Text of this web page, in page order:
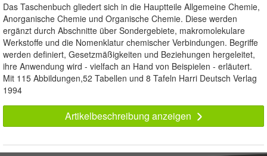
Das Taschenbuch gliedert sich in die Hauptteile Allgemeine Chemie,
Anorganische Chemie und Organische Chemie. Diese werden
ergänzt durch Abschnitte über Sondergebiete, makromolekulare
Werkstoffe und die Nomenklatur chemischer Verbindungen. Begriffe
werden definiert, Gesetzmäßigkeiten und Beziehungen hergeleitet,
ihre Anwendung wird - vielfach an Hand von Beispielen - erläutert.
Mit 115 Abbildungen,52 Tabellen und 8 Tafeln Harri Deutsch Verlag
1994
Artikelbeschreibung anzeigen